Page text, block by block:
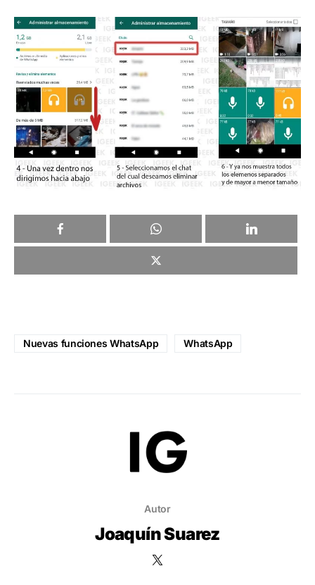
Nuevas funciones WhatsApp WhatsApp
Autor
Joaquín Suarez